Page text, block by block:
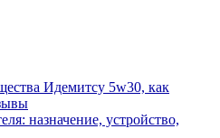
Идемитсу 5w30, как
назначение, устройство,